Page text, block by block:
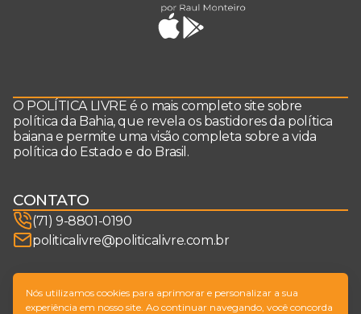
O POLÍTICA LIVRE é o mais completo site sobre
política da Bahia, que revela os bastidores da política
baiana e permite uma visão completa sobre a vida
política do Estado e do Brasil.
CONTATO
(71) 9-8801-0190
politicalivre@politicalivre.com.br
SIGA-NOS
Nós utilizamos cookies para aprimorar e personalizar a sua
experiência em nosso site. Ao continuar navegando, você concorda